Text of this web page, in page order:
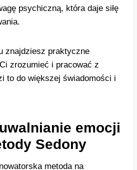
psychiczną, która daje siłę
znajdziesz praktyczne
zrozumieć i pracować z
to do większej świadomości i
emocji
Sedony
metoda na